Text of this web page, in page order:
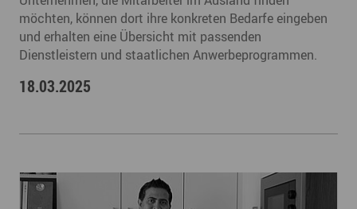
möchten, können dort ihre konkreten Bedarfe eingeben
und erhalten eine Übersicht mit passenden
Dienstleistern und staatlichen Anwerbeprogrammen.
18.03.2025